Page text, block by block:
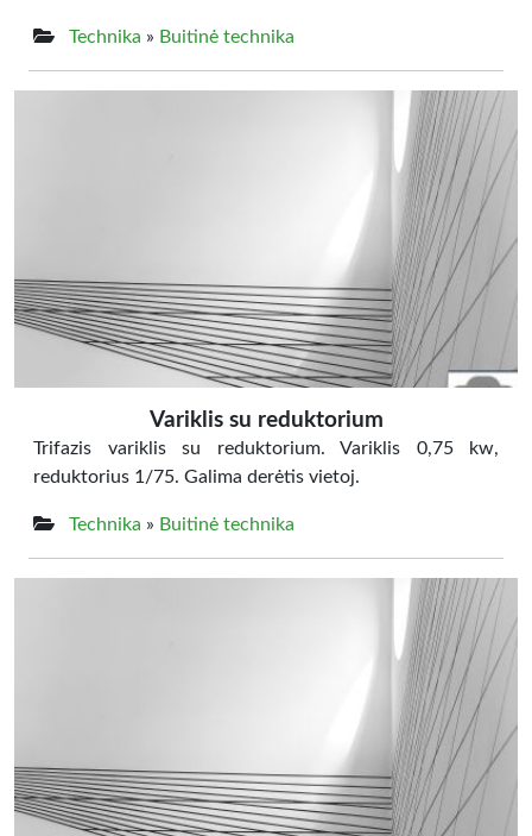
Technika » Buitinė technika
Variklis su reduktorium
Trifazis variklis su reduktorium. Variklis 0,75 kw,
reduktorius 1/75. Galima derėtis vietoj.
Technika » Buitinė technika